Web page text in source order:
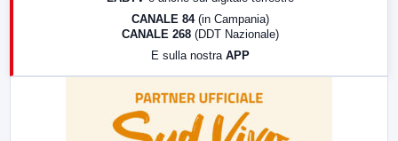
CANALE 84 (in Campania)
CANALE 268 (DDT Nazionale)
E sulla nostra APP